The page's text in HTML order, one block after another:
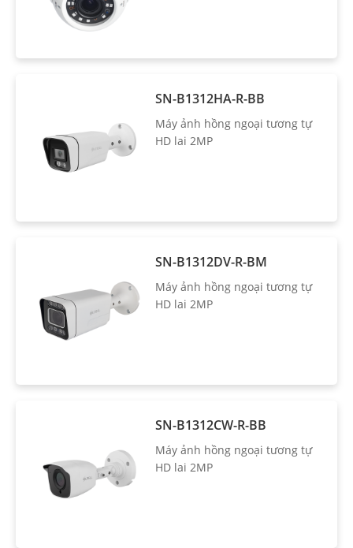
SN-B1312HA-R-BB
Máy ảnh hồng ngoại tương tự
HD lai 2MP
SN-B1312DV-R-BM
Máy ảnh hồng ngoại tương tự
HD lai 2MP
SN-B1312CW-R-BB
Máy ảnh hồng ngoại tương tự
HD lai 2MP